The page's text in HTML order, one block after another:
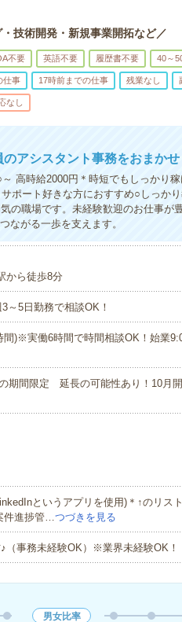
技術開発・新規事業開拓など／
不要 英語不要 履歴書不要 40～
仕事 17時前までの仕事 残業なし
なし
アシスタント事務をおまかせ
高時給2000円＊時短でもしっかり
ポート好きな方におすすめ○しっか
の職場です。未経験歓迎のお仕事が
ながる一歩を支えます。
から徒歩8分
5日勤務で相談OK！
)※実働6時間で時間相談OK！始業
期間限定 延長の可能性あり！10月
というアプリを使用)＊↑のリス
件進捗管…つづきを見る
（事務未経験OK）※業界未経験OK！
男女比率